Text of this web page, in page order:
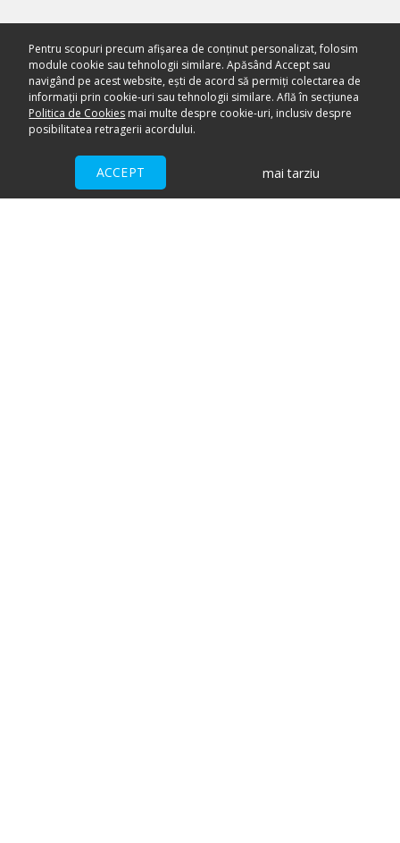
Pentru scopuri precum afișarea de conținut personalizat, folosim
module cookie sau tehnologii similare. Apăsând Accept sau
navigând pe acest website, ești de acord să permiți colectarea de
informații prin cookie-uri sau tehnologii similare. Află în secțiunea
Politica de Cookies mai multe despre cookie-uri, inclusiv despre
posibilitatea retragerii acordului.
ACCEPT mai tarziu